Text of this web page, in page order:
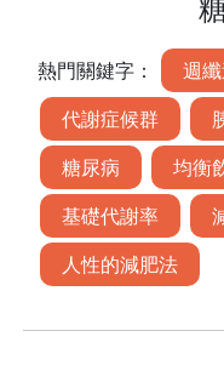
熱門關鍵字： 週
代謝症候群
糖尿病
均衡
基礎代謝率
人性的減肥法